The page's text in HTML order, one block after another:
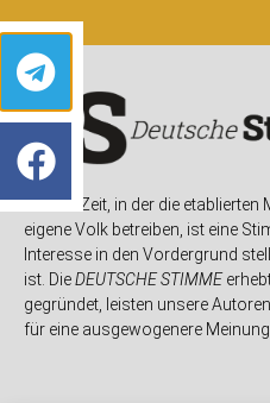
In einer Zeit, in der die
eigene Volk betreiben, ist eine
Interesse in den Vordergrund
ist. DieDEUTSCHE STIMME
gegründet, leisten unsere
für eine ausgewogenere